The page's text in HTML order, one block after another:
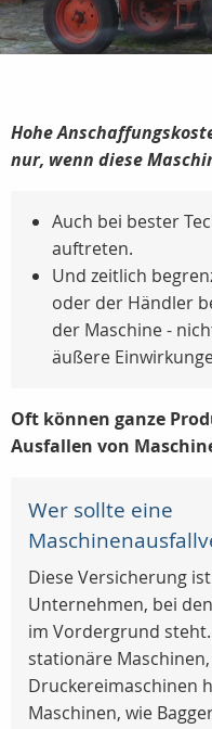
Hohe
nur, wenn diese
Auch bei bester
auftreten.
Und zeitlich
oder der Händler
der Maschine -
äußere
Oft können ganze
Ausfallen von
Wer sollte eine
Diese Versicherung
Unternehmen, bei
im Vordergrund
stationäre
Druckereimaschinen
Maschinen, wie